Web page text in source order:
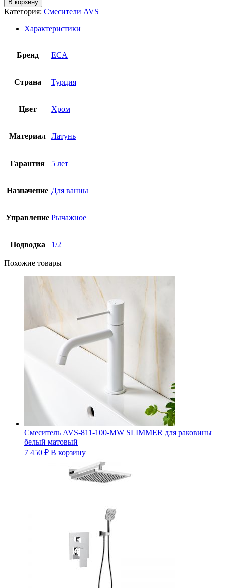
В корзину
Категория: Смесители AVS
Характеристики
Бренд ECA
Страна Турция
Цвет Хром
Материал Латунь
Гарантия 5 лет
Назначение Для ванны
Управление Рычажное
Подводка 1/2
Похожие товары
Смеситель AVS-811-100-MW SLIMMER для раковины
белый матовый
7 450 ₽ В корзину